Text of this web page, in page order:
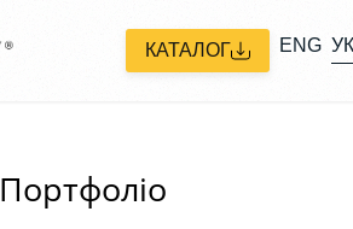
КАТАЛОГ ENG
Портфоліо